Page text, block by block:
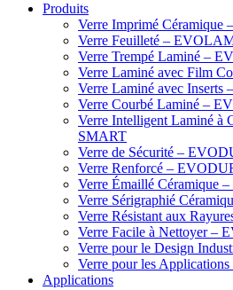
Produits
Verre Imprimé Céramique
Verre Feuilleté –
Verre Trempé Laminé –
Verre Laminé avec Film
Verre Laminé avec
Verre Courbé Laminé –
Verre Intelligent Laminé
SMART
Verre de Sécurité –
Verre Renforcé –
Verre Émaillé Céramique
Verre Sérigraphié
Verre Résistant aux
Verre Facile à Nettoyer –
Verre pour le Design
Verre pour les
Applications